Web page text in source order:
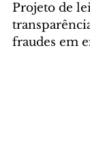
Projeto de
fraudes em